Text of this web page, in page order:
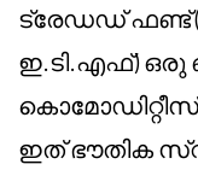
ട്രേഡഡ്
ഇ.ടി.എഫ്)
ഇത് ഭൗതിക